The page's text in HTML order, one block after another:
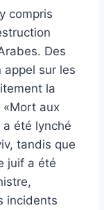
compris
Des
appel sur les
la
aux
été lynché
tandis que
juif a été
incidents